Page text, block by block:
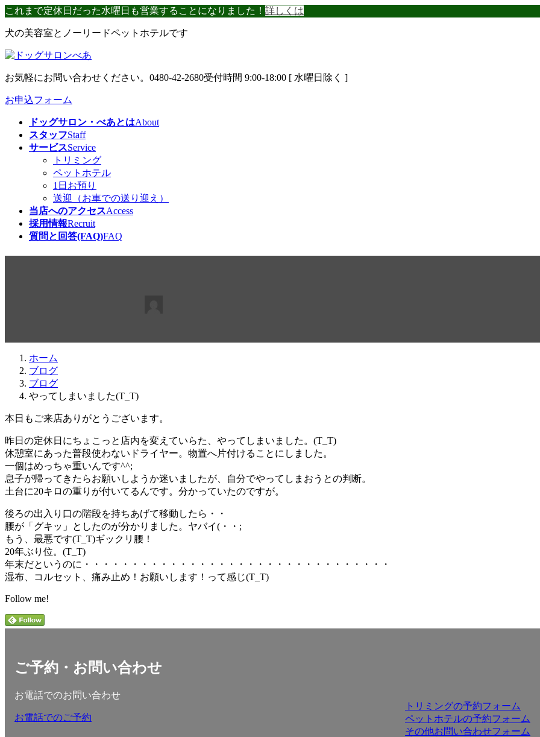
コ
テ
ン
ツ
へ
ス
キ
ナ
ゲ
ー
シ
ョ
ン
に
これまで定休日だった水曜日も営業することになりました！ 詳しくは
犬の美容室とノーリードペットホテルです
お気軽にお問い合わせください。 0480-42-2680受付時間 9:00-18:00 [ 水曜日除く ]
お申込フォーム
ドッグサロン・べあとはAbout
スタッフStaff
サービスService
トリミング
ペットホテル
1日お預り
送迎（お車での送り迎え）
当店へのアクセスAccess
採用情報Recruit
質問と回答(FAQ)FAQ
ホーム
ブログ
ブログ
やってしまいました(T_T)
本日もご来店ありがとうございます。
昨日の定休日にちょこっと店内を変えていらた、やってしまいました。(T_T)
休憩室にあった普段使わないドライヤー。物置へ片付けることにしました。
一個はめっちゃ重いんです^^;
息子が帰ってきたらお願いしようか迷いましたが、自分でやってしまおうとの判断。
土台に20キロの重りが付いてるんです。分かっていたのですが。
後ろの出入り口の階段を持ちあげて移動したら・・
腰が「グキッ」としたのが分かりました。ヤバイ(・・;
もう、最悪です(T_T)ギックリ腰！
20年ぶり位。(T_T)
年末だというのに・・・・・・・・・・・・・・・・・・・・・・・・・・・・・・・・
湿布、コルセット、痛み止め！お願いします！って感じ(T_T)
Follow me!
ご予約・お問い合わせ
お電話でのお問い合わせ
お電話でのご予約
トリミングの予約フォーム
ペットホテルの予約フォーム
その他お問い合わせフォーム